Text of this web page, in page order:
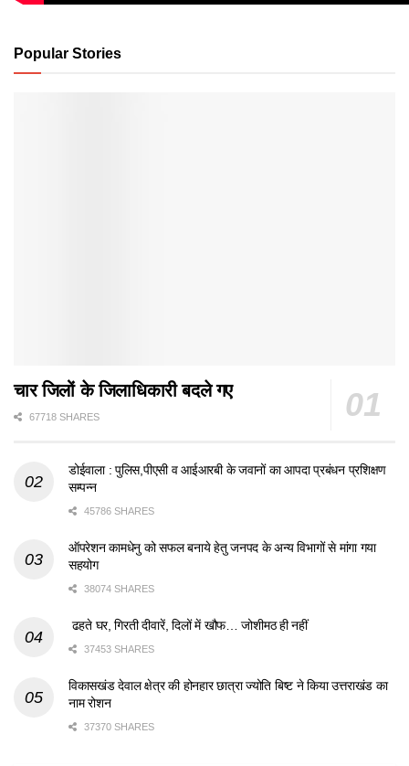
Popular Stories
चार जिलों के जिलाधिकारी बदले गए
67718 SHARES
डोईवाला : पुलिस,पीएसी व आईआरबी के जवानों का आपदा प्रबंधन प्रशिक्षण
सम्पन्न
45786 SHARES
ऑपरेशन कामधेनु को सफल बनाये हेतु जनपद के अन्य विभागों से मांगा गया
सहयोग
38074 SHARES
ढहते घर, गिरती दीवारें, दिलों में खौफ… जोशीमठ ही नहीं
37453 SHARES
विकासखंड देवाल क्षेत्र की होनहार छात्रा ज्योति बिष्ट ने किया उत्तराखंड का
नाम रोशन
37370 SHARES